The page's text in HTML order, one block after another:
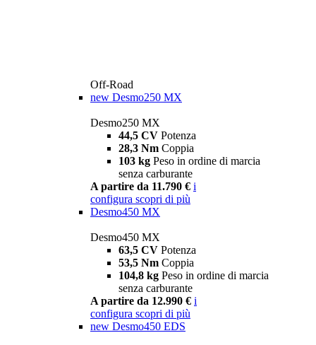
Off-Road
new Desmo250 MX
Desmo250 MX
44,5 CV Potenza
28,3 Nm Coppia
103 kg Peso in ordine di marcia
senza carburante
A partire da 11.790 € i
configura scopri di più
Desmo450 MX
Desmo450 MX
63,5 CV Potenza
53,5 Nm Coppia
104,8 kg Peso in ordine di marcia
senza carburante
A partire da 12.990 € i
configura scopri di più
new Desmo450 EDS